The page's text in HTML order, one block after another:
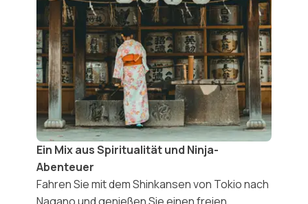
Ein Mix aus Spiritualität und Ninja-
Abenteuer
Fahren Sie mit dem Shinkansen von Tokio nach